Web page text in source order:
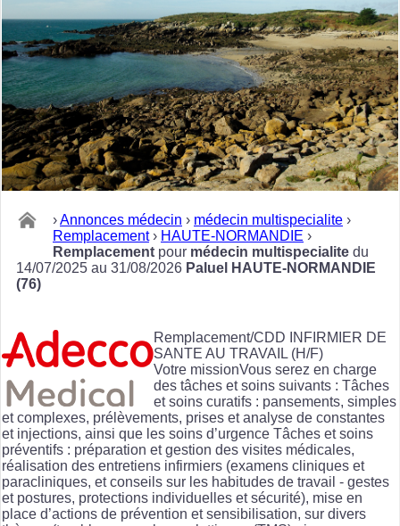
›Annonces médecin › médecin multispecialite ›
Remplacement › HAUTE-NORMANDIE ›
Remplacement pour médecin multispecialite du
14/07/2025 au 31/08/2026 Paluel HAUTE-NORMANDIE
(76)
Remplacement/CDD INFIRMIER DE
SANTE AU TRAVAIL (H/F)
Votre missionVous serez en charge
des tâches et soins suivants : Tâches
et soins curatifs : pansements, simples
et complexes, prélèvements, prises et analyse de constantes
et injections, ainsi que les soins d’urgence Tâches et soins
préventifs : préparation et gestion des visites médicales,
réalisation des entretiens infirmiers (examens cliniques et
paracliniques, et conseils sur les habitudes de travail - gestes
et postures, protections individuelles et sécurité), mise en
place d’actions de prévention et sensibilisation, sur divers